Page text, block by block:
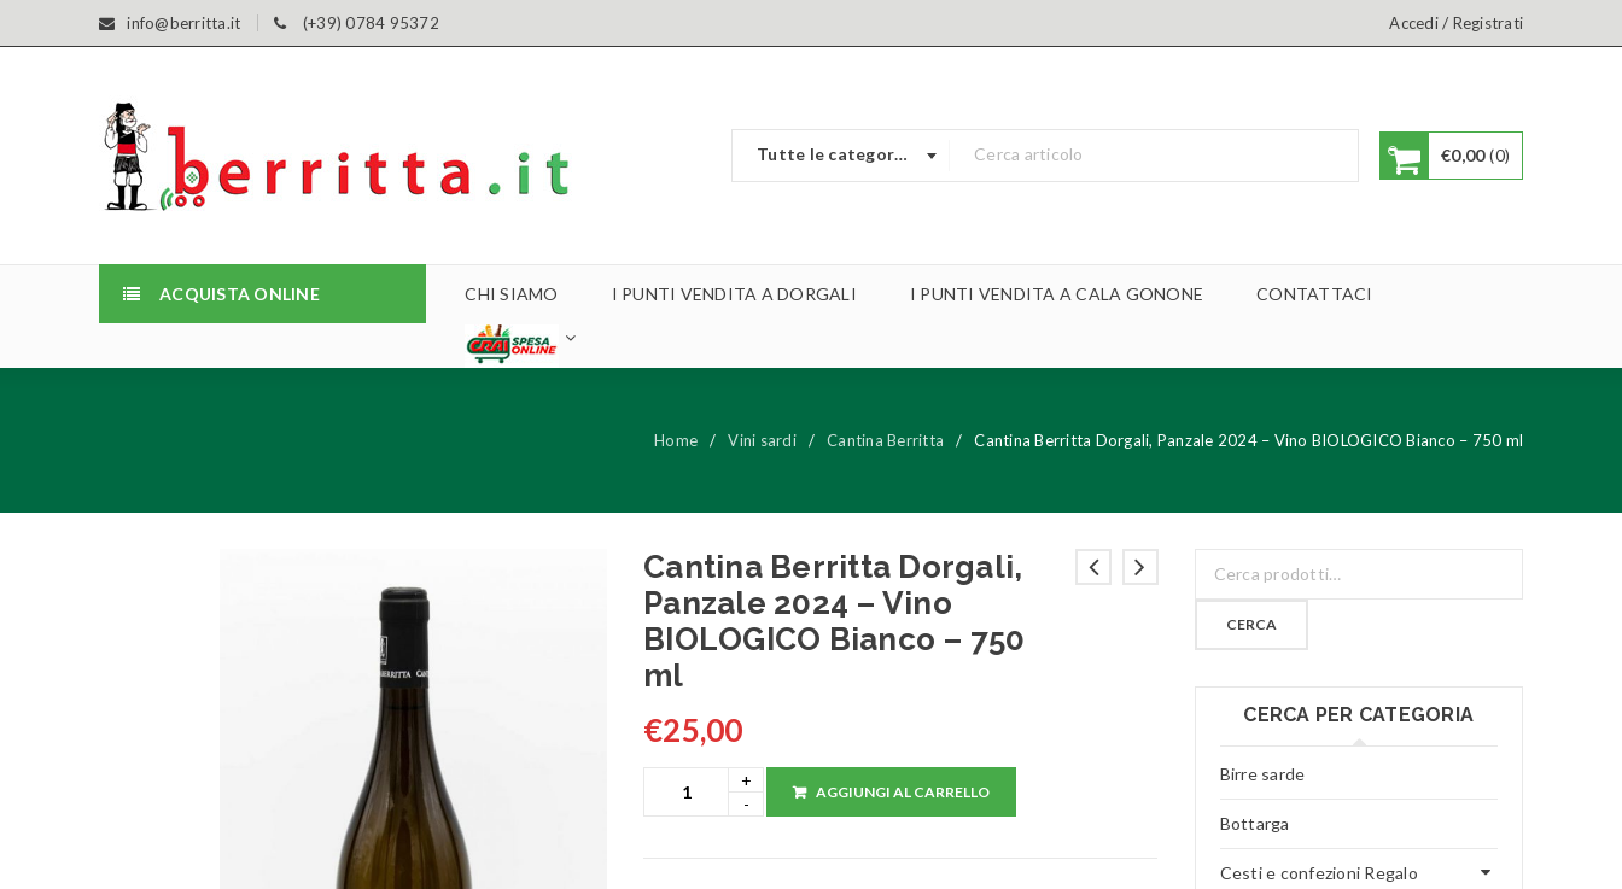
info@berritta.it (+39) 0784 95372 Accedi/ Registrati
Tutte le categorie €0,00 0
ACQUISTA ONLINE CHI SIAMO I PUNTI VENDITA A DORGALI I PUNTI VENDITA A CALA GONONE CONTATTACI
Home / Vini sardi / Cantina Berritta / Cantina Berritta Dorgali, Panzale 2024 – Vino BIOLOGICO Bianco – 750 ml
Cantina Berritta Dorgali,
Panzale 2024 – Vino
BIOLOGICO Bianco – 750
ml
€25,00
AGGIUNGI AL CARRELLO
CERCA
CERCA PER CATEGORIA
Birre sarde
Bottarga
Cesti e confezioni Regalo